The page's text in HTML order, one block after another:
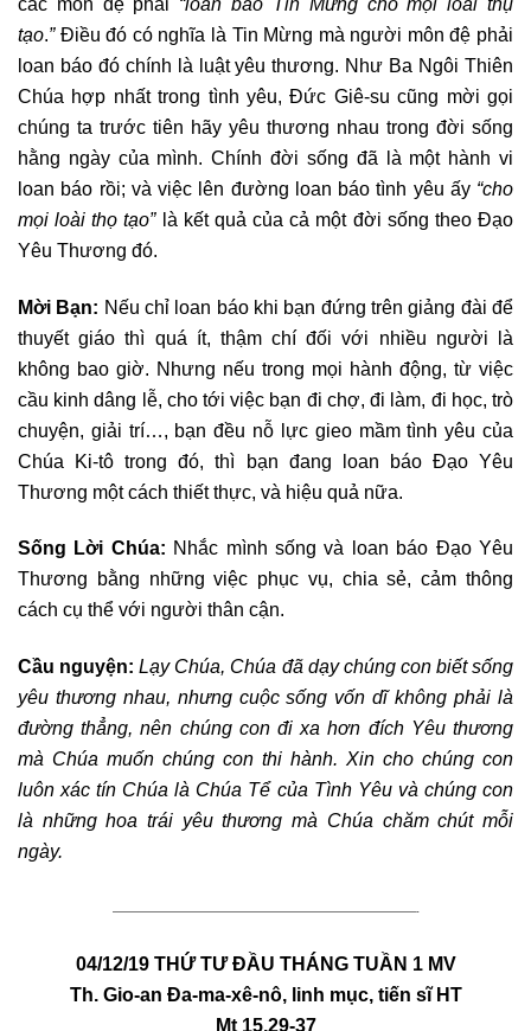
các môn đệ phải “loan báo Tin Mừng cho mọi loài thụ
tạo.”Điều đó có nghĩa là Tin Mừng mà người môn đệ phải
loan báo đó chính là luật yêu thương. Như Ba Ngôi Thiên
Chúa hợp nhất trong tình yêu, Đức Giê-su cũng mời gọi
chúng ta trước tiên hãy yêu thương nhau trong đời sống
hằng ngày của mình. Chính đời sống đã là một hành vi
loan báo rồi; và việc lên đường loan báo tình yêu ấy “cho
mọi loài thọ tạo”là kết quả của cả một đời sống theo Đạo
Yêu Thương đó.
Mời Bạn: Nếu chỉ loan báo khi bạn đứng trên giảng đài để
thuyết giáo thì quá ít, thậm chí đối với nhiều người là
không bao giờ. Nhưng nếu trong mọi hành động, từ việc
cầu kinh dâng lễ, cho tới việc bạn đi chợ, đi làm, đi học, trò
chuyện, giải trí…, bạn đều nỗ lực gieo mầm tình yêu của
Chúa Ki-tô trong đó, thì bạn đang loan báo Đạo Yêu
Thương một cách thiết thực, và hiệu quả nữa.
Sống Lời Chúa: Nhắc mình sống và loan báo Đạo Yêu
Thương bằng những việc phục vụ, chia sẻ, cảm thông
cách cụ thể với người thân cận.
Cầu nguyện: Lạy Chúa, Chúa đã dạy chúng con biết sống
yêu thương nhau, nhưng cuộc sống vốn dĩ không phải là
đường thẳng, nên chúng con đi xa hơn đích Yêu thương
mà Chúa muốn chúng con thi hành. Xin cho chúng con
luôn xác tín Chúa là Chúa Tể của Tình Yêu và chúng con
là những hoa trái yêu thương mà Chúa chăm chút mỗi
ngày.
————————————————————————————————-
04/12/19 THỨ TƯ ĐẦU THÁNG TUẦN 1 MV
Th. Gio-an Đa-ma-xê-nô, linh mục, tiến sĩ HT
Mt 15,29-37